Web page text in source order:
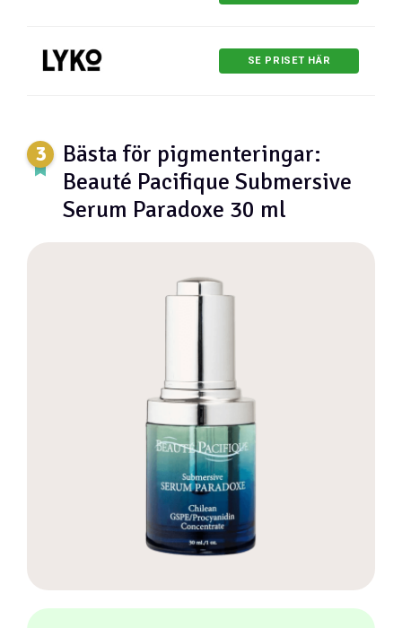
SE PRISET HÄR
Bästa för pigmenteringar:
Beauté Pacifique Submersive
Serum Paradoxe 30 ml